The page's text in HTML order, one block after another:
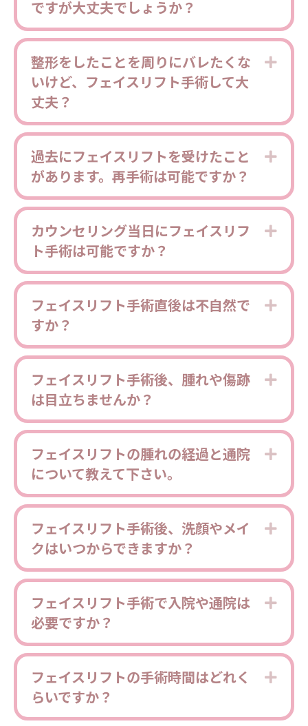
ですが大丈夫でしょうか？
整形をしたことを周りにバレたくな
いけど、フェイスリフト手術して大
丈夫？
過去にフェイスリフトを受けたこと
があります。再手術は可能ですか？
カウンセリング当日にフェイスリフ
ト手術は可能ですか？
フェイスリフト手術直後は不自然で
すか？
フェイスリフト手術後、腫れや傷跡
は目立ちませんか？
フェイスリフトの腫れの経過と通院
について教えて下さい。
フェイスリフト手術後、洗顔やメイ
クはいつからできますか？
フェイスリフト手術で入院や通院は
必要ですか？
フェイスリフトの手術時間はどれく
らいですか？